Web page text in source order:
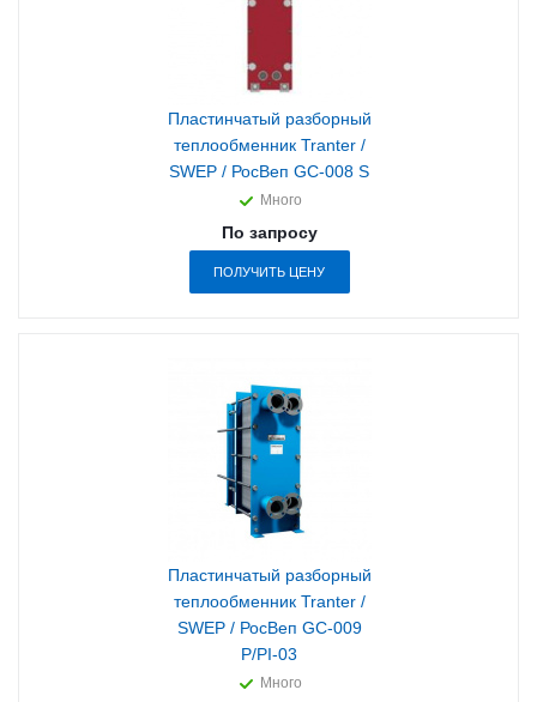
Пластинчатый разборный
теплообменник Tranter /
SWEP / РосВеп GC-008 S
Много
По запросу
ПОЛУЧИТЬ ЦЕНУ
Пластинчатый разборный
теплообменник Tranter /
SWEP / РосВеп GC-009
P/PI-03
Много